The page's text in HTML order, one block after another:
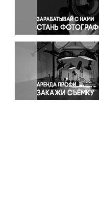
Правосудие
Происшествия и
Религия
Светская жизнь
Спорт
Экология
Экономика и